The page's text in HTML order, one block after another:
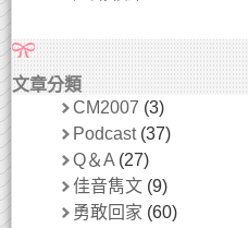
文章分類
CM2007 (3)
Podcast(37)
Q＆A (27)
佳音雋文 (9)
勇敢回家 (60)